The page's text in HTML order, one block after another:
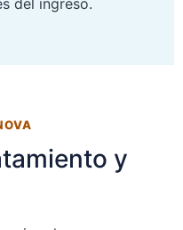
del ingreso.
y